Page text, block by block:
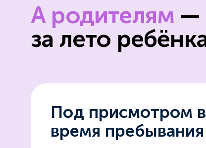
А родителям —
за лето
Под присмотром
время пребывания